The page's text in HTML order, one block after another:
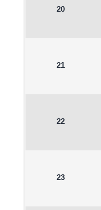
20
21
22
23